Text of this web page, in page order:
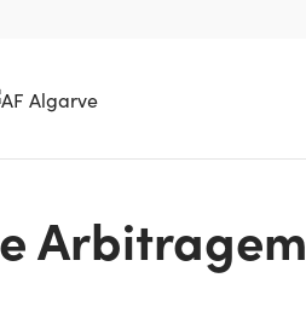
Arbitragem